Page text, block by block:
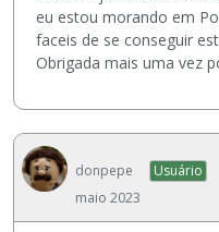
eu estou morando em
faceis de se conseguir
Obrigada mais uma vez
donpepe
Usuário
maio 2023